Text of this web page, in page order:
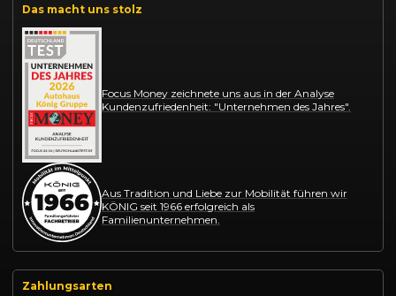
Das macht uns stolz
Focus Money zeichnete uns aus in der Analyse
Kundenzufriedenheit: "Unternehmen des Jahres".
Aus Tradition und Liebe zur Mobilität führen wir
KÖNIG seit 1966 erfolgreich als
Familienunternehmen.
Zahlungsarten